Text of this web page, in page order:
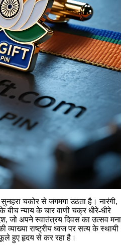
चकोर से जगमगा उठता है। नारंगी,
न्याय के चार वाणी चक्र धीरे-धीरे
जो अपने स्वातंत्रय दिवस का उत्सव मना
व्याख्या राष्ट्रीय ध्वज पर सत्य के स्थायी
हुए हृदय से कर रहा है।